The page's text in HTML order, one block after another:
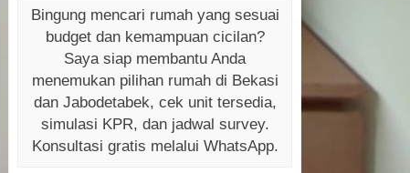
Bingung mencari rumah yang sesuai
budget dan kemampuan cicilan?
Saya siap membantu Anda
menemukan pilihan rumah di Bekasi
dan Jabodetabek, cek unit tersedia,
simulasi KPR, dan jadwal survey.
Konsultasi gratis melalui WhatsApp.